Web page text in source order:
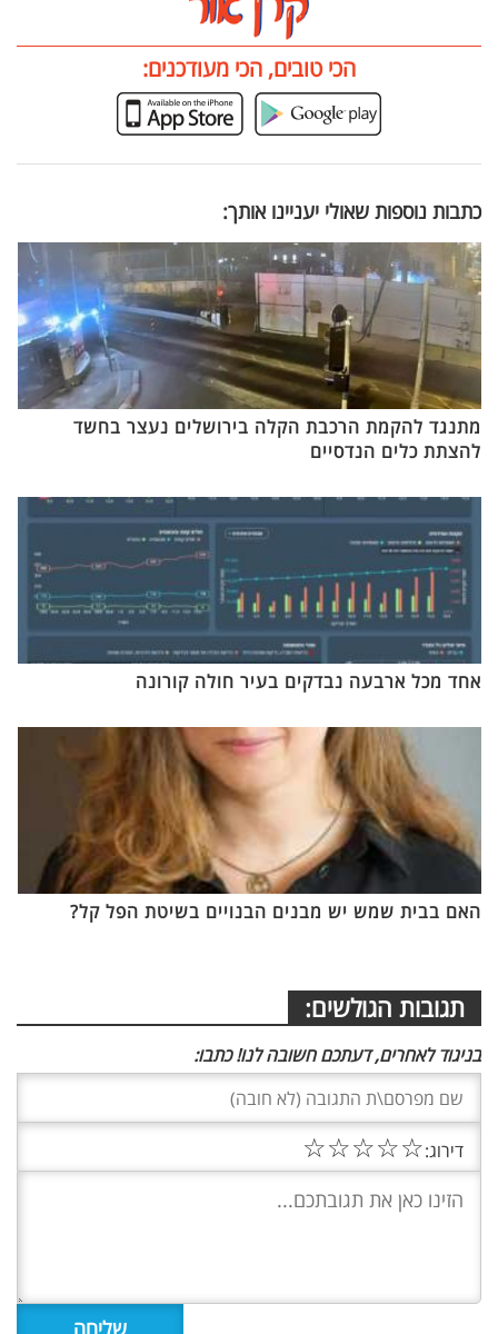
הכי טובים, הכי מעודכנים:
כתבות נוספות שאולי יעניינו אותך:
מתנגד להקמת הרכבת הקלה בירושלים נעצר בחשד
להצתת כלים הנדסיים
אחד מכל ארבעה נבדקים בעיר חולה קורונה
האם בבית שמש יש מבנים הבנויים בשיטת הפל קל?
תגובות הגולשים:
בניגוד לאחרים, דעתכם חשובה לנו! כתבו:
דירוג:☆
☆
☆
☆
☆